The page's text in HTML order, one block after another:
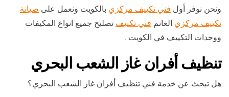
ونحن نوفر أول فني تكييف مركزي بالكويت ونعمل على صيانة
تكييف مركزي الغانم فني تكييف تصليح جميع انواع المكيفات
ووحدات التكييف في الكويت .
تنظيف أفران غاز الشعب البحري
هل تبحث عن خدمة فني تنظيف أفران غاز الشعب البحري؟